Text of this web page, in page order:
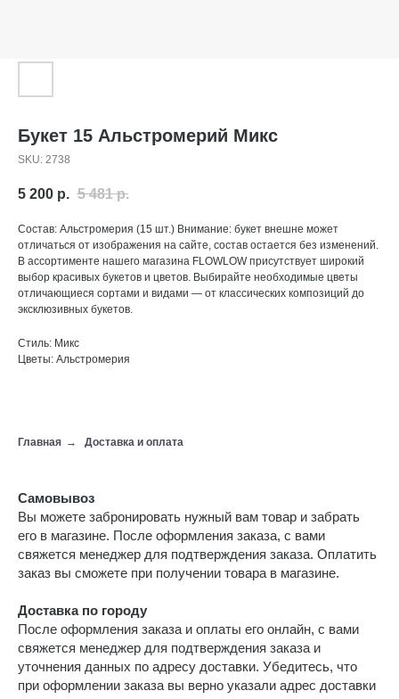
Букет 15 Альстромерий Микс
SKU: 2738
5 200 р. 5 481 р.
Состав: Альстромерия (15 шт.) Внимание: букет внешне может
отличаться от изображения на сайте, состав остается без изменений.
В ассортименте нашего магазина FLOWLOW присутствует широкий
выбор красивых букетов и цветов. Выбирайте необходимые цветы
отличающиеся сортами и видами — от классических композиций до
эксклюзивных букетов.
Стиль: Микс
Цветы: Альстромерия
Главная → Доставка и оплата
Самовывоз
Вы можете забронировать нужный вам товар и забрать
его в магазине. После оформления заказа, с вами
свяжется менеджер для подтверждения заказа. Оплатить
заказ вы сможете при получении товара в магазине.
Доставка по городу
После оформления заказа и оплаты его онлайн, с вами
свяжется менеджер для подтверждения заказа и
уточнения данных по адресу доставки. Убедитесь, что
при оформлении заказа вы верно указали адрес доставки